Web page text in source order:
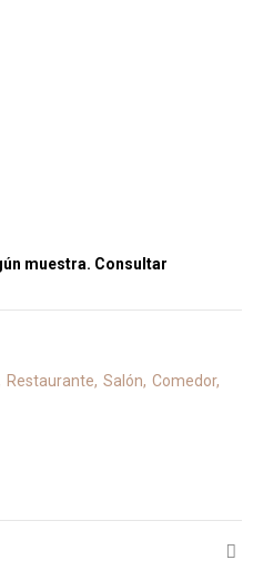
muestra. Consultar
Restaurante Salón Comedor